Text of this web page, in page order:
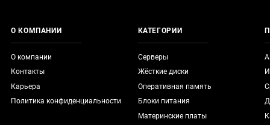
О КОМПАНИИ
О компании
Контакты
Карьера
Политика конфиденциальности
КАТЕГОРИИ
Серверы
Жёсткие диски
Оперативная память
Блоки питания
Материнские платы